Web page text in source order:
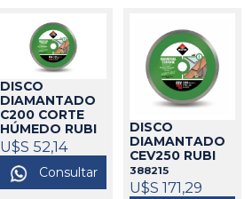
DISCO
DIAMANTADO
C200 CORTE
HÚMEDO RUBI
388209
U$S 52,14
Consultar
DISCO
DIAMANTADO
CEV250 RUBI
388215
U$S 171,29